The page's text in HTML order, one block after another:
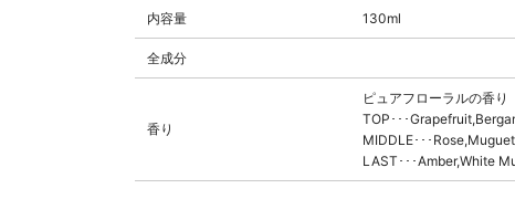
内容量 130ml
全成分
香り
ピュアフローラルの香り
TOP･･･
MIDDLE･･･
LAST･･･Amber,White